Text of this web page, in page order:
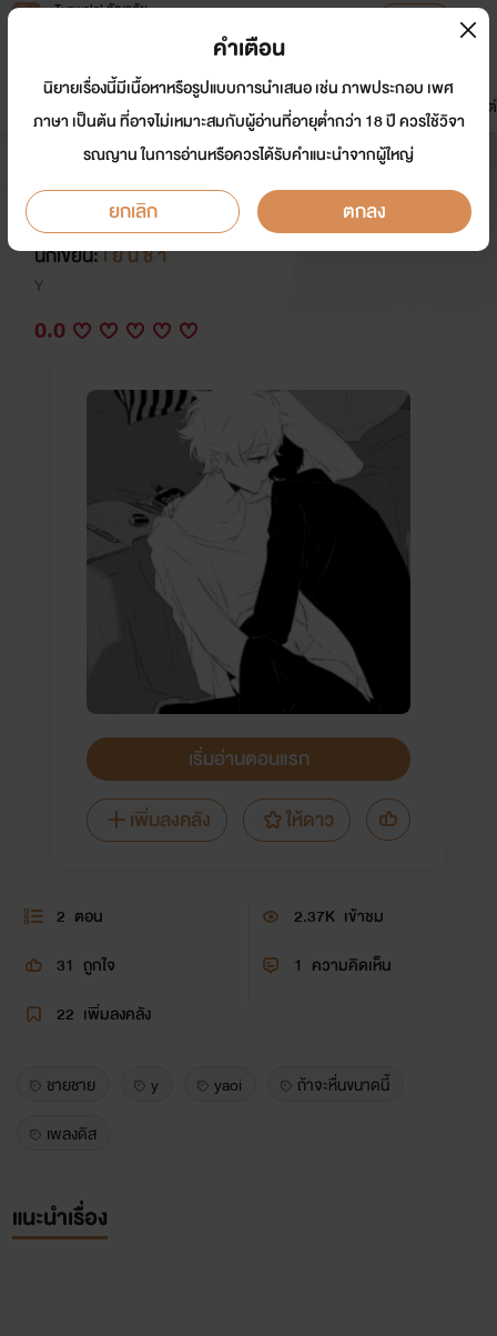
Tunwalai ธัญวลัย
หน้าแรก นิยาย อีบุ๊ก การ์ตูน
มาใหม่
ดรีมแชท ธัญลิสต์
|| Short Story || ไอ้บ้า! ถ้าจะหื่นกัน
ขนาดนี้นะ!!
นักเขียน:เ ย็ น ช า
Y
0.0
เริ่มอ่านตอนแรก
เพิ่มลงคลัง
ให้ดาว
2 ตอน 2.37K เข้าชม
31 ถูกใจ 1 ความคิดเห็น
22 เพิ่มลงคลัง
ชายชาย y yaoi
ถ้าจะหื่นขนาดนี้
เพลงดิส
แนะนำเรื่อง
คำเตือน
นิยายเรื่องนี้มีเนื้อหาหรือรูปแบบการนำเสนอ เช่น ภาพประกอบ เพศ
ภาษา เป็นต้น ที่อาจไม่เหมาะสมกับผู้อ่านที่อายุต่ำกว่า 18 ปี ควรใช้วิจา
รณญาน ในการอ่านหรือควรได้รับคำแนะนำจากผู้ใหญ่
ยกเลิก ตกลง